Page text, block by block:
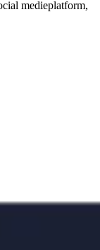
medieplatform,